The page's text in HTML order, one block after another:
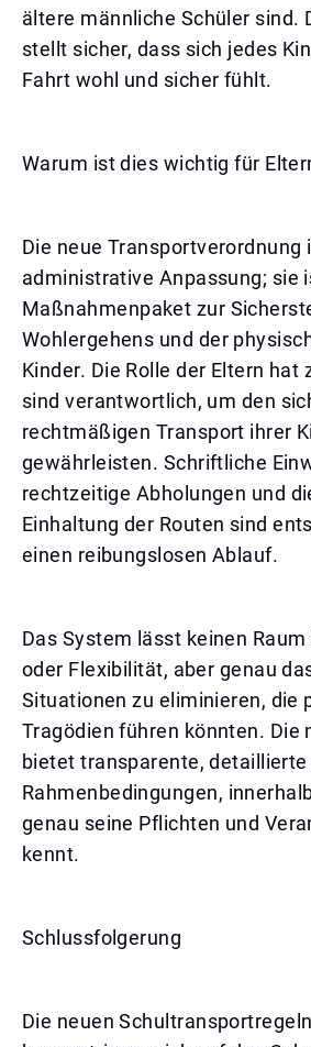
ältere männliche Schüler sind.
stellt sicher, dass sich jedes
Fahrt wohl und sicher fühlt.
Warum ist dies wichtig für
Die neue Transportverordnung
administrative Anpassung; sie
Maßnahmenpaket zur
Wohlergehens und der
Kinder. Die Rolle der Eltern hat
sind verantwortlich, um den
rechtmäßigen Transport ihrer
gewährleisten. Schriftliche
rechtzeitige Abholungen und
Einhaltung der Routen sind
einen reibungslosen Ablauf.
Das System lässt keinen
oder Flexibilität, aber genau
Situationen zu eliminieren, die
Tragödien führen könnten. Die
bietet transparente, detaillierte
Rahmenbedingungen,
genau seine Pflichten und
kennt.
Schlussfolgerung
Die neuen